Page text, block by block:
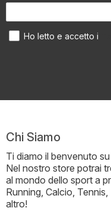
Ho letto e accetto i
Chi Siamo
Ti diamo il benvenuto
Nel nostro store potrai
al mondo dello sport a
Running, Calcio,
altro!